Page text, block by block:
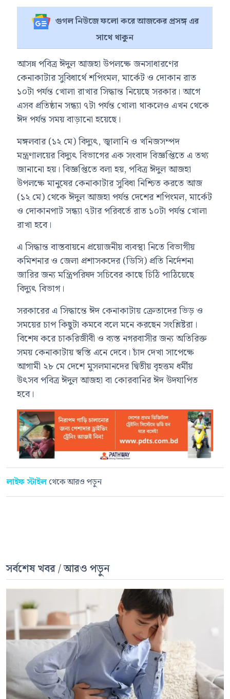
গুগল নিউজে ফলো করে আজকের প্রসঙ্গ এর
সাথে থাকুন
আসন্ন পবিত্র ঈদুল আজহা উপলক্ষে জনসাধারণের
কেনাকাটার সুবিধার্থে শপিংমল, মার্কেট ও দোকান রাত
১০টা পর্যন্ত খোলা রাখার সিদ্ধান্ত নিয়েছে সরকার। আগে
এসব প্রতিষ্ঠান সন্ধ্যা ৭টা পর্যন্ত খোলা থাকলেও এখন থেকে
ঈদ পর্যন্ত সময় বাড়ানো হয়েছে।
মঙ্গলবার (১২ মে) বিদ্যুৎ, জ্বালানি ও খনিজসম্পদ
মন্ত্রণালয়ের বিদ্যুৎ বিভাগের এক সংবাদ বিজ্ঞপ্তিতে এ তথ্য
জানানো হয়। বিজ্ঞপ্তিতে বলা হয়, পবিত্র ঈদুল আজহা
উপলক্ষে মানুষের কেনাকাটার সুবিধা নিশ্চিত করতে আজ
(১২ মে) থেকে ঈদুল আজহা পর্যন্ত দেশের শপিংমল, মার্কেট
ও দোকানপাট সন্ধ্যা ৭টার পরিবর্তে রাত ১০টা পর্যন্ত খোলা
রাখা হবে।
এ সিদ্ধান্ত বাস্তবায়নে প্রয়োজনীয় ব্যবস্থা নিতে বিভাগীয়
কমিশনার ও জেলা প্রশাসকদের (ডিসি) প্রতি নির্দেশনা
জারির জন্য মন্ত্রিপরিষদ সচিবের কাছে চিঠি পাঠিয়েছে
বিদ্যুৎ বিভাগ।
সরকারের এ সিদ্ধান্তে ঈদ কেনাকাটায় ক্রেতাদের ভিড় ও
সময়ের চাপ কিছুটা কমবে বলে মনে করছেন সংশ্লিষ্টরা।
বিশেষ করে চাকরিজীবী ও ব্যস্ত নগরবাসীর জন্য অতিরিক্ত
সময় কেনাকাটায় স্বস্তি এনে দেবে। চাঁদ দেখা সাপেক্ষে
আগামী ২৮ মে দেশে মুসলমানদের দ্বিতীয় বৃহত্তম ধর্মীয়
উৎসব পবিত্র ঈদুল আজহা বা কোরবানির ঈদ উদযাপিত
হবে।
লাইফ স্টাইলথেকে আরও পড়ুন
সর্বশেষ খবর / আরও পড়ুন